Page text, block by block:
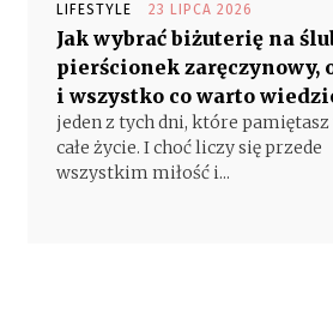
LIFESTYLE 23 LIPCA 2026
Jak wybrać biżuterię na
pierścionek zaręczynowy,
i wszystko co warto
jeden z tych dni, które
całe życie. I choć liczy się przede
wszystkim miłość i...